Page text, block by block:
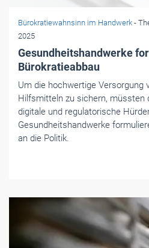
Bürokratiewahnsinn im Handwerk -
2025
Gesundheitshandwerke
Bürokratieabbau
Um die hochwertige Versorgung
Hilfsmitteln zu sichern, müssten
digitale und regulatorische
Gesundheitshandwerke
an die Politik.